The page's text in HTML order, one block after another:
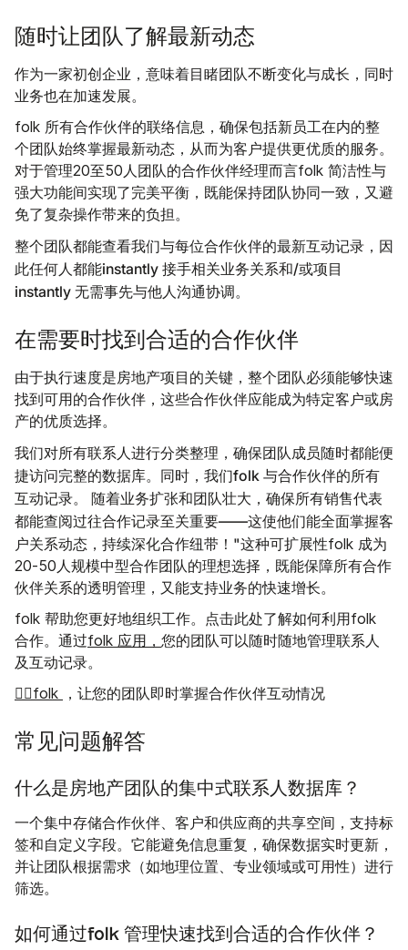
随时让团队了解最新动态
作为一家初创企业，意味着目睹团队不断变化与成长，同时
业务也在加速发展。
folk 所有合作伙伴的联络信息，确保包括新员工在内的整
个团队始终掌握最新动态，从而为客户提供更优质的服务。
对于管理20至50人团队的合作伙伴经理而言folk 简洁性与
强大功能间实现了完美平衡，既能保持团队协同一致，又避
免了复杂操作带来的负担。
整个团队都能查看我们与每位合作伙伴的最新互动记录，因
此任何人都能instantly 接手相关业务关系和/或项目
instantly 无需事先与他人沟通协调。
在需要时找到合适的合作伙伴
由于执行速度是房地产项目的关键，整个团队必须能够快速
找到可用的合作伙伴，这些合作伙伴应能成为特定客户或房
产的优质选择。
我们对所有联系人进行分类整理，确保团队成员随时都能便
捷访问完整的数据库。同时，我们folk 与合作伙伴的所有
互动记录。 随着业务扩张和团队壮大，确保所有销售代表
都能查阅过往合作记录至关重要——这使他们能全面掌握客
户关系动态，持续深化合作纽带！"这种可扩展性folk 成为
20-50人规模中型合作团队的理想选择，既能保障所有合作
伙伴关系的透明管理，又能支持业务的快速增长。
folk 帮助您更好地组织工作。点击此处了解如何利用folk
合作。通过folk 应用， 您的团队可以随时随地管理联系人
及互动记录。
👉🏼folk
，让您的团队即时掌握合作伙伴互动情况
常见问题解答
什么是房地产团队的集中式联系人数据库？
一个集中存储合作伙伴、客户和供应商的共享空间，支持标
签和自定义字段。它能避免信息重复，确保数据实时更新，
并让团队根据需求（如地理位置、专业领域或可用性）进行
筛选。
如何通过folk 管理快速找到合适的合作伙伴？